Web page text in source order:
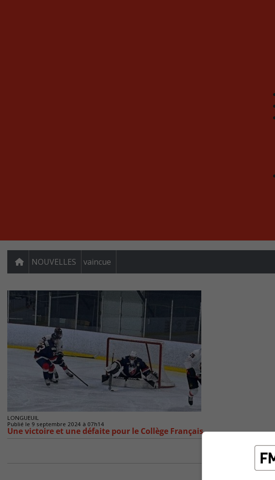
NOUVELLES vaincue
LONGUEUIL
Publié le 9 septembre 2024 à 07h14
Une victoire et une défaite pour le Collège Français